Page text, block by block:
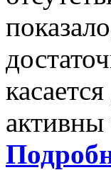
активны